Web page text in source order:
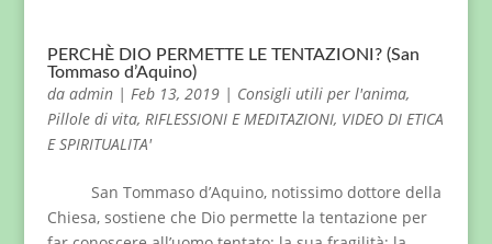
PERCHÈ DIO PERMETTE LE TENTAZIONI? (San
Tommaso d’Aquino)
da admin| Feb 13, 2019| Consigli utili per l'anima,
Pillole di vita, RIFLESSIONI E MEDITAZIONI, VIDEO DI ETICA
E SPIRITUALITA'
San Tommaso d’Aquino, notissimo dottore della
Chiesa, sostiene che Dio permette la tentazione per